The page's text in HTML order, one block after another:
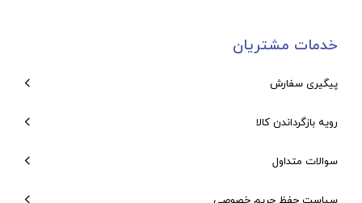
خدمات مشتریان
پیگیری سفارش
رویه بازگرداندن کالا
سوالات متداول
سیاست حفظ حریم خصوصی